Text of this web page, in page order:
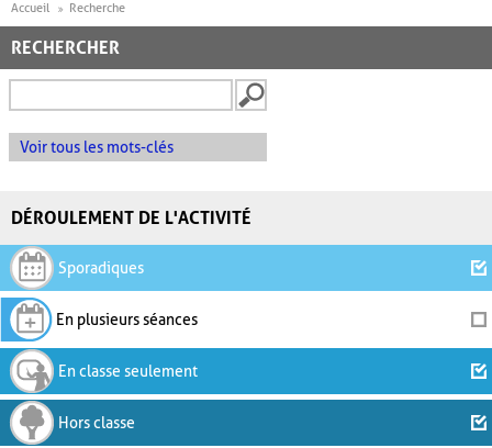
Accueil Recherche
RECHERCHER
Voir tous les mots-clés
DÉROULEMENT DE L'ACTIVITÉ
Sporadiques
En plusieurs séances
En classe seulement
Hors classe